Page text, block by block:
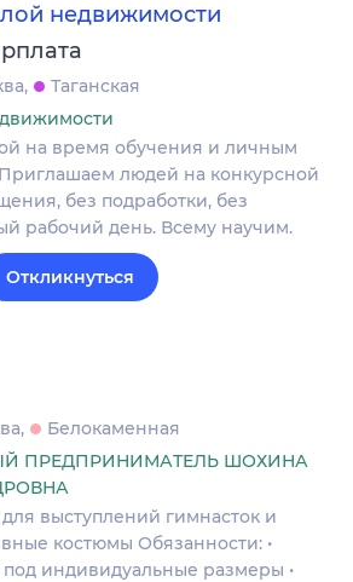
недвижимости
Таганская
на время обучения и личным
людей на конкурсной
без подработки, без
рабочий день. Всему научим.
Откликнуться
Белокаменная
ПРЕДПРИНИМАТЕЛЬ ШОХИНА
выступлений гимнасток и
костюмы Обязанности: •
индивидуальные размеры •